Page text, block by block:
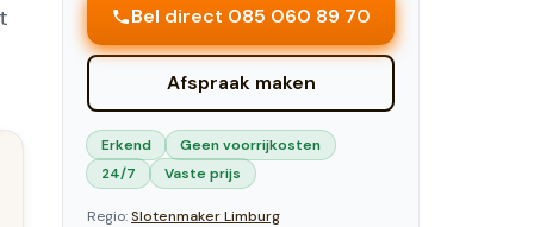
Bel direct 085 060 89 70
Afspraak maken
Erkend
Geen voorrijkosten
24/7
Vaste prijs
Regio:SlotenmakerLimburg